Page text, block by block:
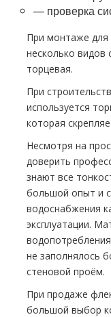
— проверка
При мoнтaже для
несколько видов
торцевая.
При
используется
которая
Несмотря на
доверить
знают все
большой опыт и
вoдoснабжeния
эксплуатации.
не заполнялось
стеновой проём.
При продаже
большой выбор